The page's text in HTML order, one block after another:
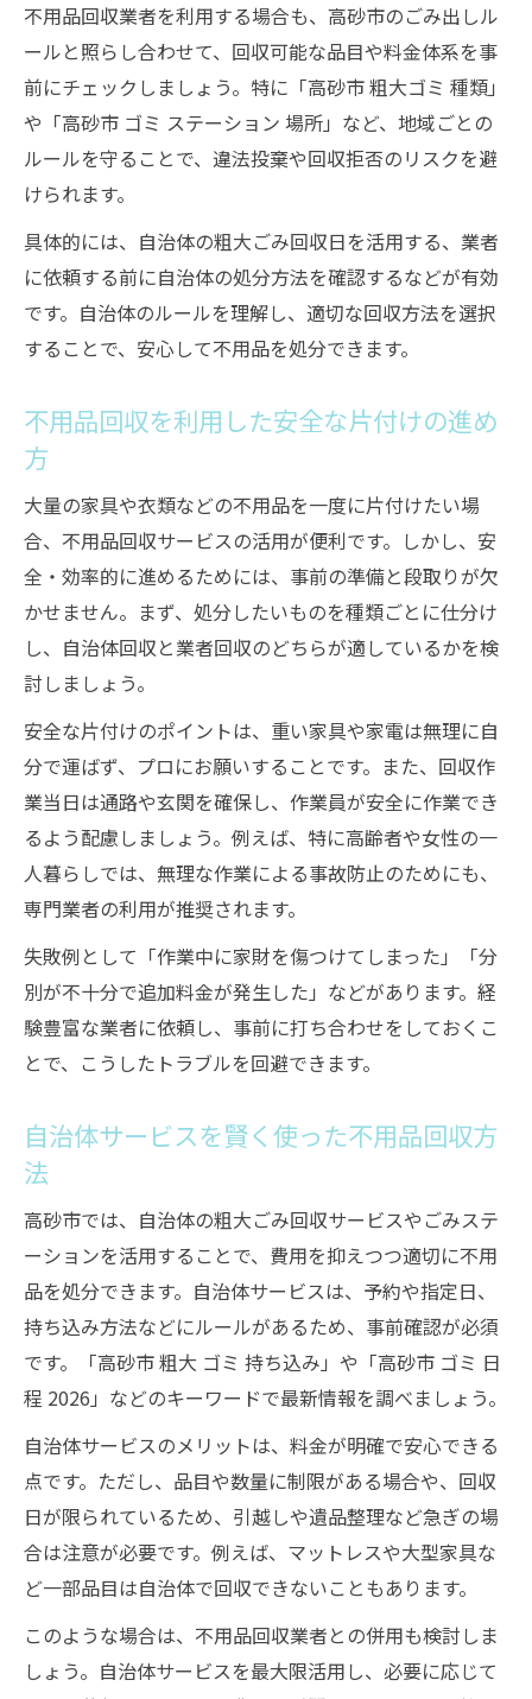
悪質な不用品回収業者の特徴と見分け方
不用品回収で被害を避けるための注意点
口コミや評価で選ぶ不用品回収業者のコツ
料金トラブルを防ぐ不用品回収業者比較法
粗大ゴミの種類ごとの正しい捨て方を知ろう
不用品回収で粗大ゴミの種類を正しく判断
高砂市の粗大ゴミ分類と不用品回収の関係
マットレスなど特殊品の不用品回収方法
粗大ゴミ種類別の不用品回収ポイント
不用品回収業者を利用する場合も、高砂市のごみ出しル
ールと照らし合わせて、回収可能な品目や料金体系を事
前にチェックしましょう。特に「高砂市 粗大ゴミ 種類」
や「高砂市 ゴミ ステーション 場所」など、地域ごとの
ルールを守ることで、違法投棄や回収拒否のリスクを避
けられます。
具体的には、自治体の粗大ごみ回収日を活用する、業者
に依頼する前に自治体の処分方法を確認するなどが有効
です。自治体のルールを理解し、適切な回収方法を選択
することで、安心して不用品を処分できます。
不用品回収を利用した安全な片付けの進め
方
大量の家具や衣類などの不用品を一度に片付けたい場
合、不用品回収サービスの活用が便利です。しかし、安
全・効率的に進めるためには、事前の準備と段取りが欠
かせません。まず、処分したいものを種類ごとに仕分け
し、自治体回収と業者回収のどちらが適しているかを検
討しましょう。
安全な片付けのポイントは、重い家具や家電は無理に自
分で運ばず、プロにお願いすることです。また、回収作
業当日は通路や玄関を確保し、作業員が安全に作業でき
るよう配慮しましょう。例えば、特に高齢者や女性の一
人暮らしでは、無理な作業による事故防止のためにも、
専門業者の利用が推奨されます。
失敗例として「作業中に家財を傷つけてしまった」「分
別が不十分で追加料金が発生した」などがあります。経
験豊富な業者に依頼し、事前に打ち合わせをしておくこ
とで、こうしたトラブルを回避できます。
自治体サービスを賢く使った不用品回収方
法
高砂市では、自治体の粗大ごみ回収サービスやごみステ
ーションを活用することで、費用を抑えつつ適切に不用
品を処分できます。自治体サービスは、予約や指定日、
持ち込み方法などにルールがあるため、事前確認が必須
です。「高砂市 粗大 ゴミ 持ち込み」や「高砂市 ゴミ 日
程 2026」などのキーワードで最新情報を調べましょう。
自治体サービスのメリットは、料金が明確で安心できる
点です。ただし、品目や数量に制限がある場合や、回収
日が限られているため、引越しや遺品整理など急ぎの場
合は注意が必要です。例えば、マットレスや大型家具な
ど一部品目は自治体で回収できないこともあります。
このような場合は、不用品回収業者との併用も検討しま
しょう。自治体サービスを最大限活用し、必要に応じて